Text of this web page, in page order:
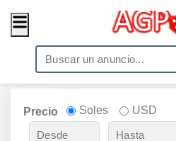
Precio Soles USD